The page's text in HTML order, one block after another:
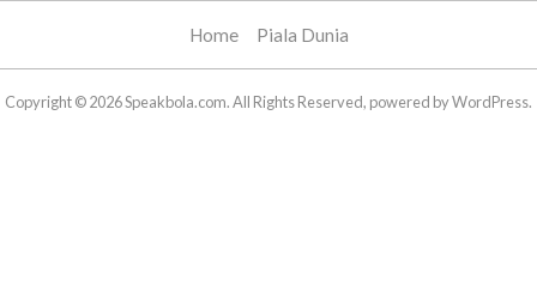
Home Piala Dunia
Copyright © 2026 Speakbola.com. All Rights Reserved, powered by WordPress.